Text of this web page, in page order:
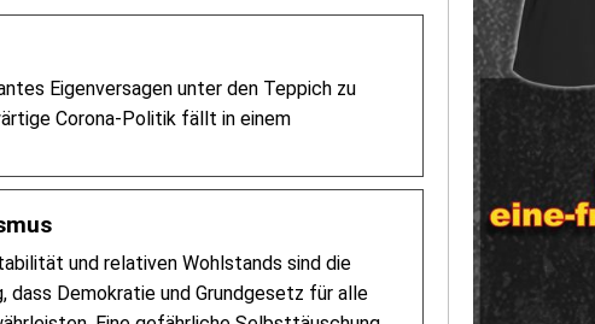
Eigenversagen unter den Teppich zu
Corona-Politik fällt in einem
und relativen Wohlstands sind die
dass Demokratie und Grundgesetz für alle